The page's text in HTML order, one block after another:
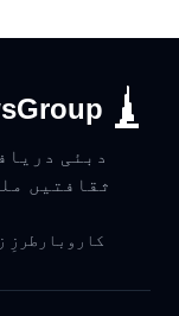
دبئی
ثقافتیں
کاروبار طرزِ